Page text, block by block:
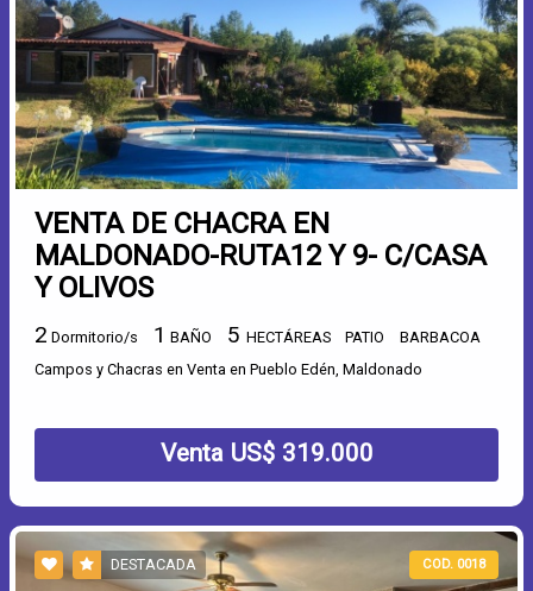
VENTA DE CHACRA EN
MALDONADO-RUTA12 Y 9- C/CASA
Y OLIVOS
2 Dormitorio/s 1 BAÑO 5 HECTÁREAS PATIO
BARBACOA
Campos y Chacras en Venta en Pueblo Edén, Maldonado
Venta US$ 319.000
DESTACADA COD. 0018